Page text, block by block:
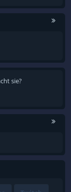
sie?